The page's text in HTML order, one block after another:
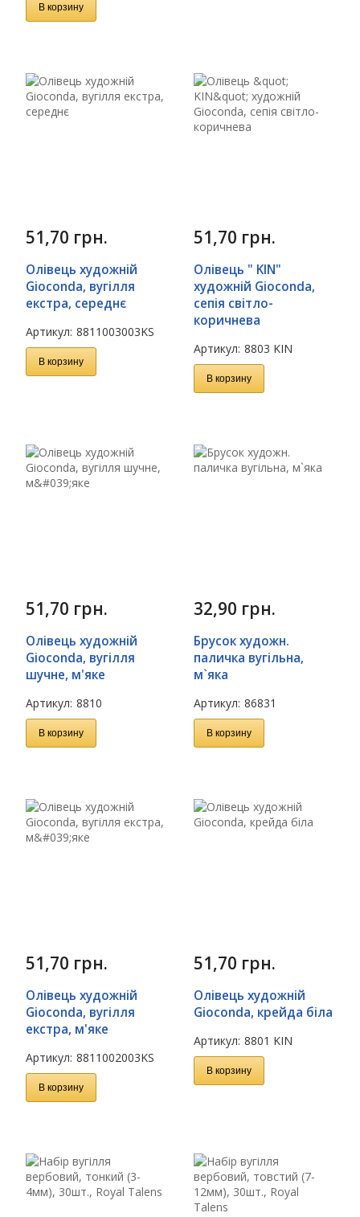
В корзину
51,70 грн.
Олівець художній
Gioconda, вугілля
екстра, середнє
Артикул: 8811003003KS
В корзину
51,70 грн.
Олівець " KIN"
художній Gioconda,
сепія світло-
коричнева
Артикул: 8803 KIN
В корзину
51,70 грн.
Олівець художній
Gioconda, вугілля
шучне, м'яке
Артикул: 8810
В корзину
32,90 грн.
Брусок художн.
паличка вугільна,
м`яка
Артикул: 86831
В корзину
51,70 грн.
Олівець художній
Gioconda, вугілля
екстра, м'яке
Артикул: 8811002003KS
В корзину
51,70 грн.
Олівець художній
Gioconda, крейда біла
Артикул: 8801 KIN
В корзину